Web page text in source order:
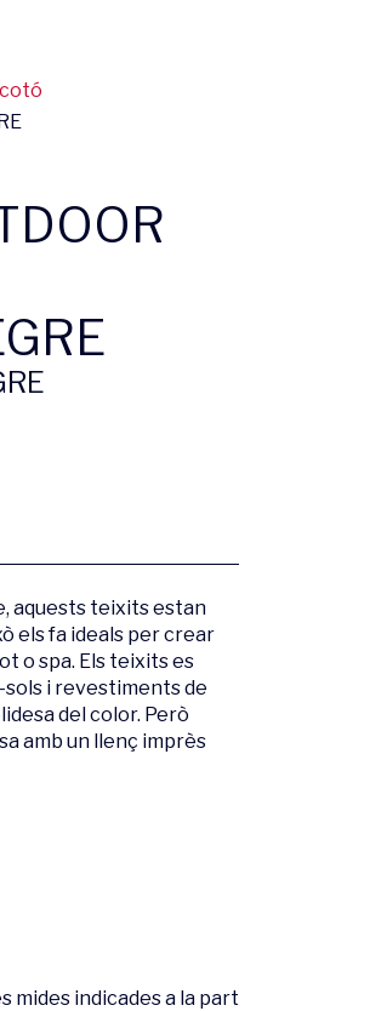
aquests teixits estan
els fa ideals per crear
o spa. Els teixits es
i revestiments de
del color. Però
amb un llenç imprès
mides indicades a la part